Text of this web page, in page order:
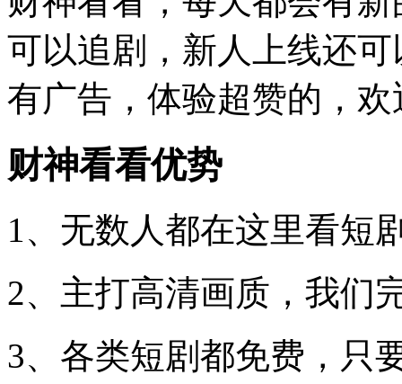
可以追剧，新人上线还
有广告，体验超赞的，
财神看看优势
1、无数人都在这里看短
2、主打高清画质，我们
3、各类短剧都免费，只